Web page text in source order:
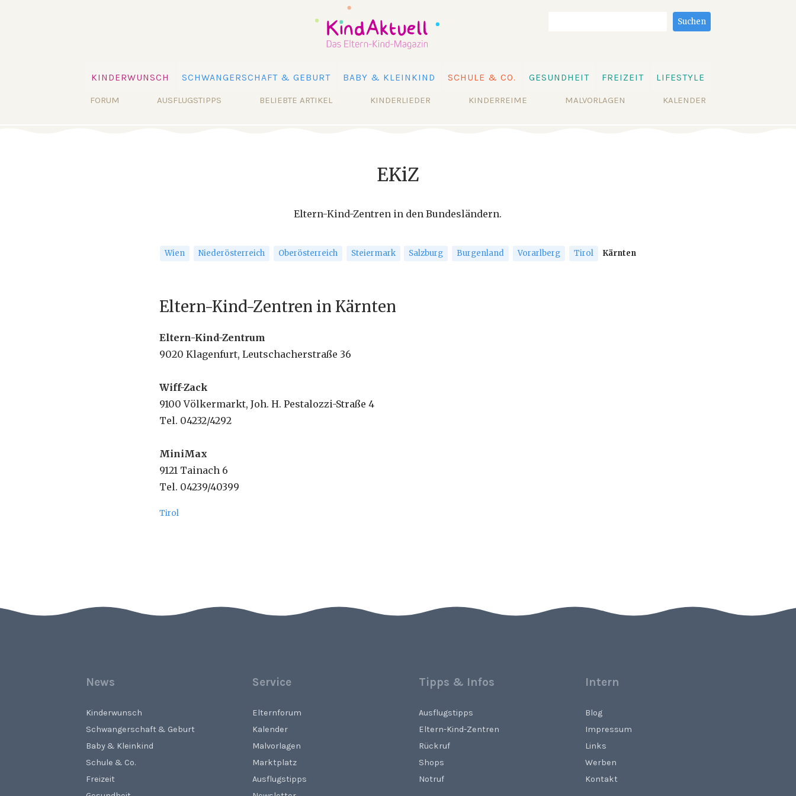
überspringen
KINDERWUNSCH SCHWANGERSCHAFT & GEBURT BABY & KLEINKIND SCHULE & CO. GESUNDHEIT FREIZEIT LIFESTYLE
Navigation
FORUM AUSFLUGSTIPPS BELIEBTE ARTIKEL KINDERLIEDER KINDERREIME MALVORLAGEN KALENDER
Suchen
EKiZ
Eltern-Kind-Zentren in den Bundesländern.
Navigation
Wien Niederösterreich Oberösterreich Steiermark Salzburg Burgenland Vorarlberg Tirol Kärnten
Eltern-Kind-Zentren in Kärnten
Eltern-Kind-Zentrum
9020 Klagenfurt, Leutschacherstraße 36
Wiff-Zack
9100 Völkermarkt, Joh. H. Pestalozzi-Straße 4
Tel. 04232/4292
MiniMax
9121 Tainach 6
Tel. 04239/40399
Tirol
News
Kinderwunsch
Schwangerschaft & Geburt
Baby & Kleinkind
Schule & Co.
Freizeit
Service
Elternforum
Kalender
Malvorlagen
Marktplatz
Ausflugstipps
Tipps & Infos
Ausflugstipps
Eltern-Kind-Zentren
Rückruf
Shops
Notruf
Intern
Blog
Impressum
Links
Werben
Kontakt